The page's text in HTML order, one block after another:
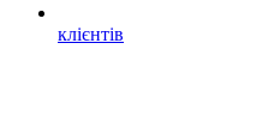
клієнтів